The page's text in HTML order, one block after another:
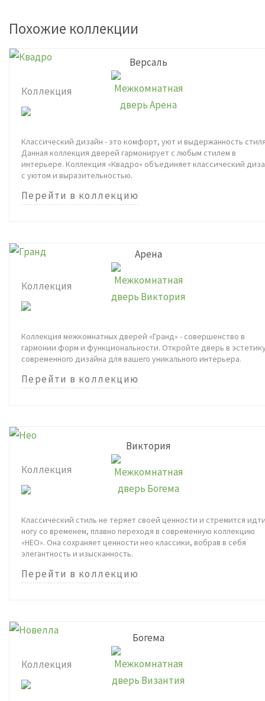
Версаль
Арена
Виктория
Богема
Похожие коллекции
Коллекция
Классический дизайн - это комфорт, уют и выдержанность
Данная коллекция дверей гармонирует с любым стилем в
интерьере. Коллекция «Квадро» объединяет классический
с уютом и выразительностью.
Перейти в коллекцию
Коллекция
Коллекция межкомнатных дверей «Гранд» - совершенство в
гармонии форм и функциональности. Откройте дверь в
современного дизайна для вашего уникального интерьера.
Перейти в коллекцию
Коллекция
Классический стиль не теряет своей ценности и стремится
ногу со временем, плавно переходя в современную коллекцию
«НЕО». Она сохраняет ценности нео классики, вобрав в себя
элегантность и изысканность.
Перейти в коллекцию
Коллекция